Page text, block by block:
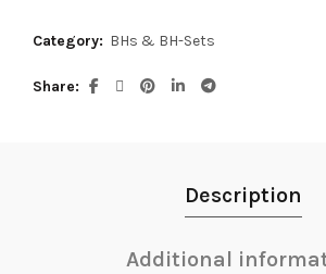
Category: BHs & BH-Sets
Share
Description
Additional